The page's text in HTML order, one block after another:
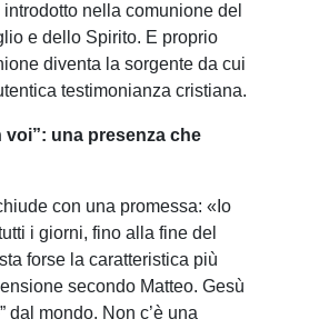
nella comunione del
e dello Spirito. E proprio
diventa la sorgente da cui
testimonianza cristiana.
voi”: una presenza che
con una promessa: «Io
i giorni, fino alla fine del
forse la caratteristica più
secondo Matteo. Gesù
dal mondo. Non c’è una